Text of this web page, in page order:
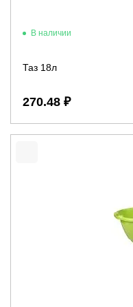
В наличии
Таз 18л
270.48 ₽